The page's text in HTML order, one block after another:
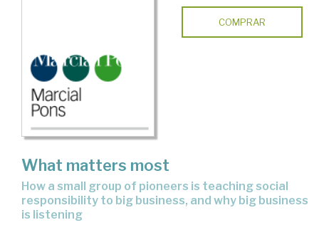
COMPRAR
What matters most
how a small group of pioneers is teaching social
responsibility to big business, and why big business
is listening